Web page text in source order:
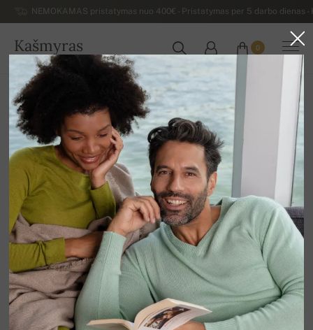
NEMOKAMAS pristatymas nuo 400€ - Pristatymas per 5 darbo dienas
Kašmyras
LIETUVA
0
Atgal